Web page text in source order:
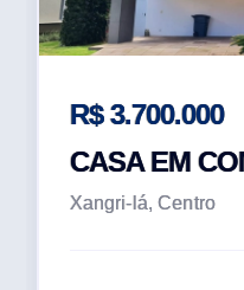
R$ 3.700.000
CASA EM
Xangri-lá, Centro